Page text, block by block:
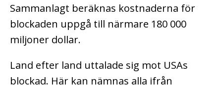
Sammanlagt beräknas kostnaderna för
blockaden uppgå till närmare 180 000
miljoner dollar.
Land efter land uttalade sig mot USAs
blockad. Här kan nämnas alla ifrån